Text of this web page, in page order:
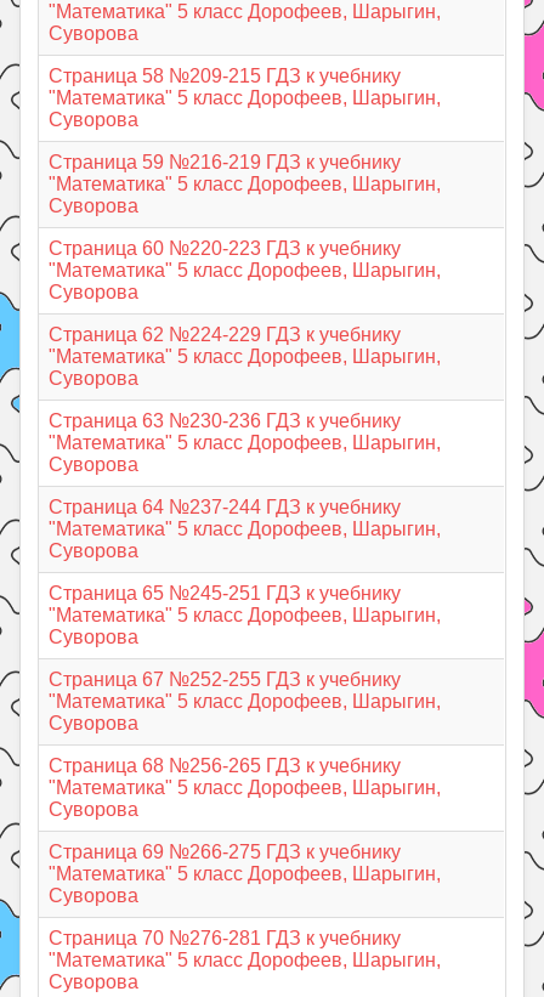
"Математика" 5 класс Дорофеев, Шарыгин,
Суворова
Страница 58 №209-215 ГДЗ к учебнику
"Математика" 5 класс Дорофеев, Шарыгин,
Суворова
Страница 59 №216-219 ГДЗ к учебнику
"Математика" 5 класс Дорофеев, Шарыгин,
Суворова
Страница 60 №220-223 ГДЗ к учебнику
"Математика" 5 класс Дорофеев, Шарыгин,
Суворова
Страница 62 №224-229 ГДЗ к учебнику
"Математика" 5 класс Дорофеев, Шарыгин,
Суворова
Страница 63 №230-236 ГДЗ к учебнику
"Математика" 5 класс Дорофеев, Шарыгин,
Суворова
Страница 64 №237-244 ГДЗ к учебнику
"Математика" 5 класс Дорофеев, Шарыгин,
Суворова
Страница 65 №245-251 ГДЗ к учебнику
"Математика" 5 класс Дорофеев, Шарыгин,
Суворова
Страница 67 №252-255 ГДЗ к учебнику
"Математика" 5 класс Дорофеев, Шарыгин,
Суворова
Страница 68 №256-265 ГДЗ к учебнику
"Математика" 5 класс Дорофеев, Шарыгин,
Суворова
Страница 69 №266-275 ГДЗ к учебнику
"Математика" 5 класс Дорофеев, Шарыгин,
Суворова
Страница 70 №276-281 ГДЗ к учебнику
"Математика" 5 класс Дорофеев, Шарыгин,
Суворова